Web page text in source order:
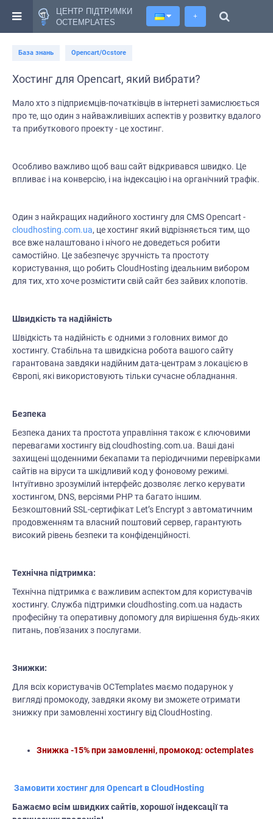
ЦЕНТР ПІДТРИМКИ
OCTEMPLATES
+
База знань Opencart/Ocstore
Хостинг для Opencart, який вибрати?
Мало хто з підприємців-початківців в інтернеті замислюється
про те, що один з найважливіших аспектів у розвитку вдалого
та прибуткового проекту - це хостинг.
Особливо важливо щоб ваш сайт відкривався швидко. Це
впливає і на конверсію, і на індексацію і на органічний трафік.
Один з найкращих надийного хостингу для CMS Opencart -
cloudhosting.com.ua, це хостинг який відрізняється тим, що
все вже налаштовано і нічого не доведеться робити
самостійно. Це забезпечує зручність та простоту
користування, що робить CloudHosting ідеальним вибором
для тих, хто хоче розмістити свій сайт без зайвих клопотів.
Швидкість та надійність
Швідкість та надійність є одними з головних вимог до
хостингу. Стабільна та швидкісна робота вашого сайту
гарантована завдяки надійним дата-центрам з локацією в
Європі, які використовують тільки сучасне обладнання.
Безпека
Безпека даних та простота управління також є ключовими
перевагами хостингу від cloudhosting.com.ua. Ваші дані
захищені щоденними бекапами та періодичними перевірками
сайтів на віруси та шкідливий код у фоновому режимі.
Інтуїтивно зрозумілий інтерфейс дозволяє легко керувати
хостингом, DNS, версіями PHP та багато іншим.
Безкоштовний SSL-сертифікат Let’s Encrypt з автоматичним
продовженням та власний поштовий сервер, гарантують
високий рівень безпеки та конфіденційності.
Технічна підтримка:
Технічна підтримка є важливим аспектом для користувачів
хостингу. Служба підтримки cloudhosting.com.ua надасть
професійну та оперативну допомогу для вирішення будь-яких
питань, пов'язаних з послугами.
Знижки:
Для всіх користувачів OCTemplates маємо подарунок у
вигляді промокоду, завдяки якому ви зможете отримати
знижку при замовленні хостингу від CloudHosting.
Знижка -15% при замовленні, промокод: octemplates
Замовити хостинг для Opencart в CloudHosting
Бажаємо всім швидких сайтів, хорошої індексації та